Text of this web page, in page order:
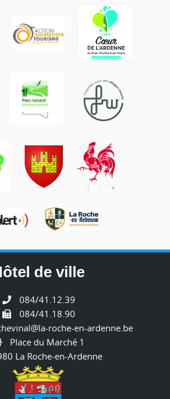
de ville
084/41.12.39
084/41.18.90
roche-en-ardenne.be
Place du Marché 1
La Roche-en-Ardenne